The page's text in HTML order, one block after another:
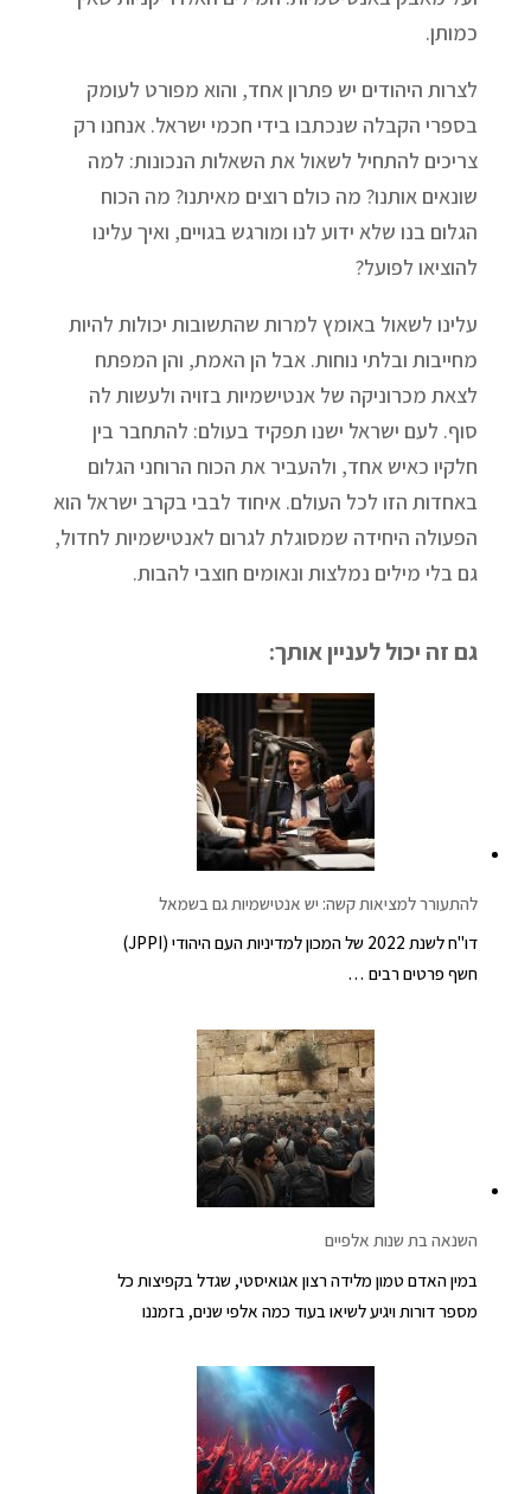
כמותן.
לצרות היהודים יש פתרון אחד, והוא מפורט לעומק
בספרי הקבלה שנכתבו בידי חכמי ישראל. אנחנו רק
צריכים להתחיל לשאול את השאלות הנכונות: למה
שונאים אותנו? מה כולם רוצים מאיתנו? מה הכוח
הגלום בנו שלא ידוע לנו ומורגש בגויים, ואיך עלינו
להוציאו לפועל?
עלינו לשאול באומץ למרות שהתשובות יכולות להיות
מחייבות ובלתי נוחות. אבל הן האמת, והן המפתח
לצאת מכרוניקה של אנטישמיות בזויה ולעשות לה
סוף. לעם ישראל ישנו תפקיד בעולם: להתחבר בין
חלקיו כאיש אחד, ולהעביר את הכוח הרוחני הגלום
באחדות הזו לכל העולם. איחוד לבבי בקרב ישראל הוא
הפעולה היחידה שמסוגלת לגרום לאנטישמיות לחדול,
גם בלי מילים נמלצות ונאומים חוצבי להבות.
גם זה יכול לעניין אותך:
להתעורר למציאות קשה: יש אנטישמיות גם בשמאל
דו"ח לשנת 2022 של המכון למדיניות העם היהודי (JPPI)
חשף פרטים רבים …
השנאה בת שנות אלפיים
במין האדם טמון מלידה רצון אגואיסטי, שגדל בקפיצות כל
מספר דורות ויגיע לשיאו בעוד כמה אלפי שנים, בזמננו